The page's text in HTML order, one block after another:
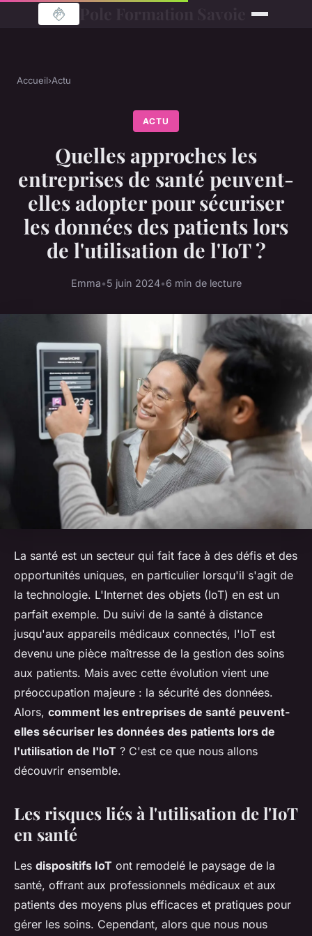
Accueil›Actu
ACTU
Quelles approches les
entreprises de santé peuvent-
elles adopter pour sécuriser
les données des patients lors
de l'utilisation de l'IoT ?
Emma•5 juin 2024•6 min de lecture
La santé est un secteur qui fait face à des défis et des
opportunités uniques, en particulier lorsqu'il s'agit de
la technologie. L'Internet des objets (IoT) en est un
parfait exemple. Du suivi de la santé à distance
jusqu'aux appareils médicaux connectés, l'IoT est
devenu une pièce maîtresse de la gestion des soins
aux patients. Mais avec cette évolution vient une
préoccupation majeure : la sécurité des données.
Alors, comment les entreprises de santé peuvent-
elles sécuriser les données des patients lors de
l'utilisation de l'IoT ? C'est ce que nous allons
découvrir ensemble.
Les risques liés à l'utilisation de l'IoT
en santé
Les dispositifs IoT ont remodelé le paysage de la
santé, offrant aux professionnels médicaux et aux
patients des moyens plus efficaces et pratiques pour
gérer les soins. Cependant, alors que nous nous